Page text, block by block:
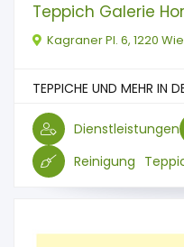
Teppich Galerie
Kagraner Pl. 6, 1220
TEPPICHE UND MEHR IN
Dienstleistungen
Reinigung